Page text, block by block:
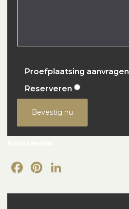
Proefplaatsing aanvragen
Reserveren
Bevestig nu
Facebook
Pinterest